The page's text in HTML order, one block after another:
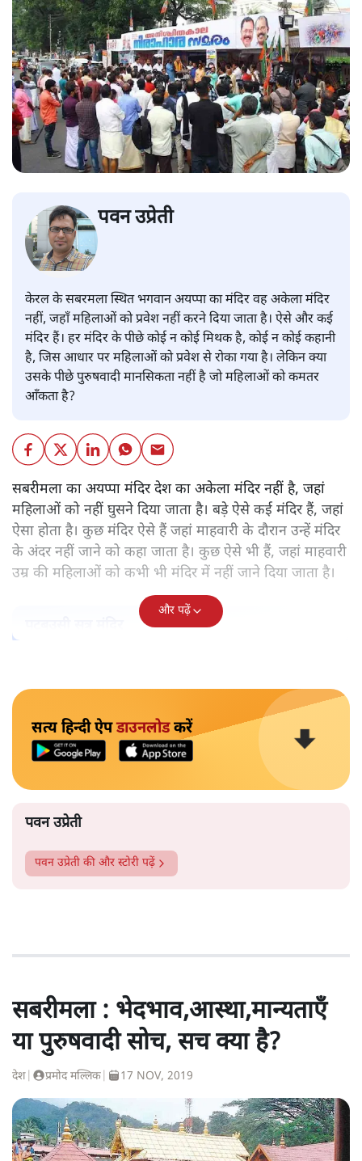
पवन उप्रेती
केरल के सबरमला स्थित भगवान अयप्पा का मंदिर वह अकेला मंदिर
नहीं, जहाँ महिलाओं को प्रवेश नहीं करने दिया जाता है। ऐसे और कई
मंदिर हैं। हर मंदिर के पीछे कोई न कोई मिथक है, कोई न कोई कहानी
है, जिस आधार पर महिलाओं को प्रवेश से रोका गया है। लेकिन क्या
उसके पीछे पुरुषवादी मानसिकता नहीं है जो महिलाओं को कमतर
आँकता है?
सबरीमला का अयप्पा मंदिर देश का अकेला मंदिर नहीं है, जहां
महिलाओं को नहीं घुसने दिया जाता है। बड़े ऐसे कई मंदिर हैं, जहां
ऐसा होता है। कुछ मंदिर ऐसे हैं जहां माहवारी के दौरान उन्हें मंदिर
के अंदर नहीं जाने को कहा जाता है। कुछ ऐसे भी हैं, जहां माहवारी
उम्र की महिलाओं को कभी भी मंदिर में नहीं जाने दिया जाता है।
और पढ़ें
सत्य हिन्दी ऐपडाउनलोडकरें
पवन उप्रेती
पवन उप्रेती की और स्टोरी पढ़ें
सबरीमला : भेदभाव,आस्था,मान्यताएँ
या पुरुषवादी सोच, सच क्या है?
देश प्रमोद मल्लिक 17 NOV, 2019